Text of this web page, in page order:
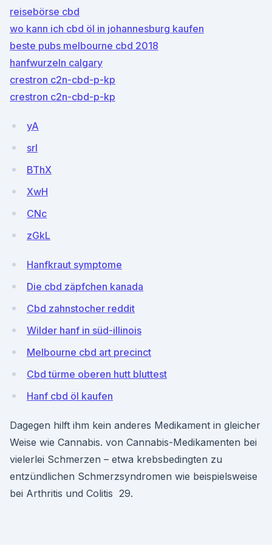
reisebörse cbd
wo kann ich cbd öl in johannesburg kaufen
beste pubs melbourne cbd 2018
hanfwurzeln calgary
crestron c2n-cbd-p-kp
crestron c2n-cbd-p-kp
yA
srl
BThX
XwH
CNc
zGkL
Hanfkraut symptome
Die cbd zäpfchen kanada
Cbd zahnstocher reddit
Wilder hanf in süd-illinois
Melbourne cbd art precinct
Cbd türme oberen hutt bluttest
Hanf cbd öl kaufen
Dagegen hilft ihm kein anderes Medikament in gleicher
Weise wie Cannabis. von Cannabis-Medikamenten bei
vielerlei Schmerzen – etwa krebsbedingten zu
entzündlichen Schmerzsyndromen wie beispielsweise
bei Arthritis und Colitis 29.